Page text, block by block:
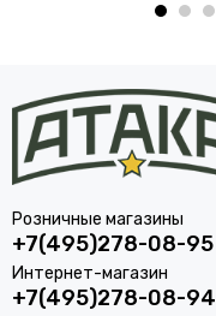
Розничные магазины
+7(495)278-08-95
Интернет-магазин
+7(495)278-08-94